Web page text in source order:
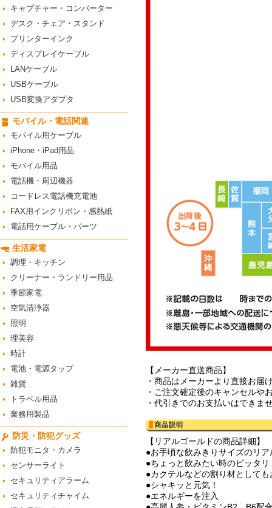
キャプチャー・コンバーター
デスク・チェア・スタンド
プリンターインク
ディスプレイケーブル
LANケーブル
USBケーブル
USB変換アダプタ
モバイル・電話関連
モバイル用ケーブル
iPhone・iPad用品
モバイル用品
電話機・周辺機器
コードレス電話機充電池
FAX用インクリボン・感熱紙
電話用ケーブル・パーツ
生活家電
調理・キッチン
クリーナー・ランドリー用品
季節家電
空気清浄器
照明
理美容
時計
電池・電源タップ
雑貨
トラベル用品
業務用製品
防災・防犯グッズ
防犯モニタ・カメラ
センサーライト
セキュリティアラーム
セキュリティチャイム
【メーカー直送商品】
・商品はメーカーより直接お届
・ご注文確定後のキャンセルや
・代引きでのお支払いはできま
【リアルゴールドの商品詳細】
●お手頃な飲みきりサイズのリ
●ちょっと飲みたい時のピッタリ
●カクテルなどの割り材として
●シャキッと元気！
●エネルギーを注入